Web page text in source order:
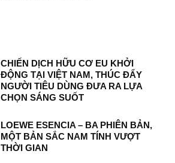
CHIẾN DỊCH HỮU CƠ EU KHỞI
ĐỘNG TẠI VIỆT NAM, THÚC ĐẨY
NGƯỜI TIÊU DÙNG ĐƯA RA LỰA
CHỌN SÁNG SUỐT
LOEWE ESENCIA – BA PHIÊN BẢN,
MỘT BẢN SẮC NAM TÍNH VƯỢT
THỜI GIAN